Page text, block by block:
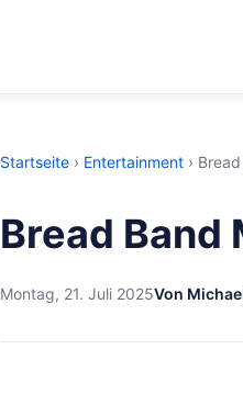
Startseite › Entertainment ›
Bread Band
Montag, 21. Juli 2025Von